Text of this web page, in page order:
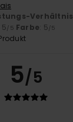
Verhältnis
5/5 Farbe: 5/5
5/5